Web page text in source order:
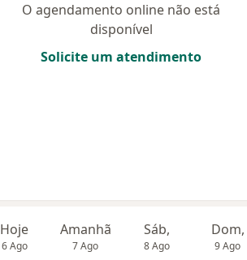
O agendamento online não está
disponível
Solicite um atendimento
Hoje
6 Ago
Amanhã
7 Ago
Sáb,
8 Ago
Dom,
9 Ago